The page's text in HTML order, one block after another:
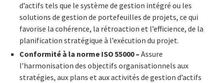
d’actifs tels que le système de gestion intégré ou les
solutions de gestion de portefeuilles de projets, ce qui
favorise la cohérence, la rétroaction et l’efficience, de la
planification stratégique à l’exécution du projet.
Conformité à la norme ISO 55000 – Assure
l’harmonisation des objectifs organisationnels aux
stratégies, aux plans et aux activités de gestion d’actifs